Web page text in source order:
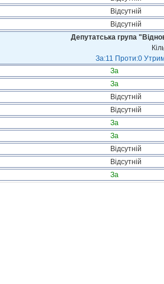
Відсутній
Відсутній
Депутатська група
За:11 Проти:0
За
За
Відсутній
Відсутній
За
За
Відсутній
Відсутній
За